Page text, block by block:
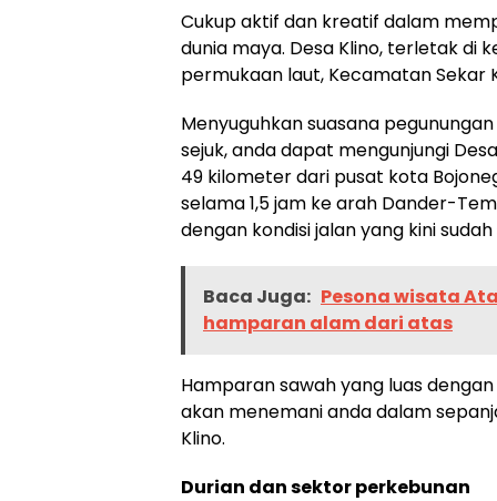
Cukup aktif dan kreatif dalam
dunia maya. Desa Klino, terletak di
permukaan laut, Kecamatan Sekar
Menyuguhkan suasana
sejuk, anda dapat mengunjungi
49 kilometer dari pusat kota
selama 1,5 jam ke arah Dander-
dengan kondisi jalan yang kini
Baca Juga: Pesona wisata
hamparan alam dari atas
Hamparan sawah yang luas
akan menemani anda dalam
Klino.
Durian dan sektor perkebunan